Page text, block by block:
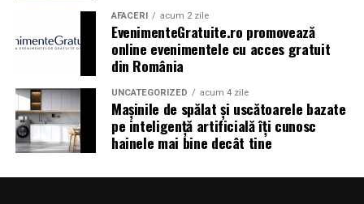
O comedie actuală și spumoasă, filmul
mea”
este distribuit de T.R.I.B.E. Films.
https://bit.ly/InPieleaMea
Site oficial:inpieleamea.ro
Mai multe detalii, imagini de la filmări, fragmente din
film, declarații din partea actorilor și informații despre
filmului deFacebook,Instagram,TikTok.
AFACERI acum 2 zile
EvenimenteGratuite.ro promovează
online evenimentele cu acces gratuit
din România
UNCATEGORIZED acum 4 zile
Mașinile de spălat și uscătoarele bazate
pe inteligență artificială îți cunosc
hainele mai bine decât tine